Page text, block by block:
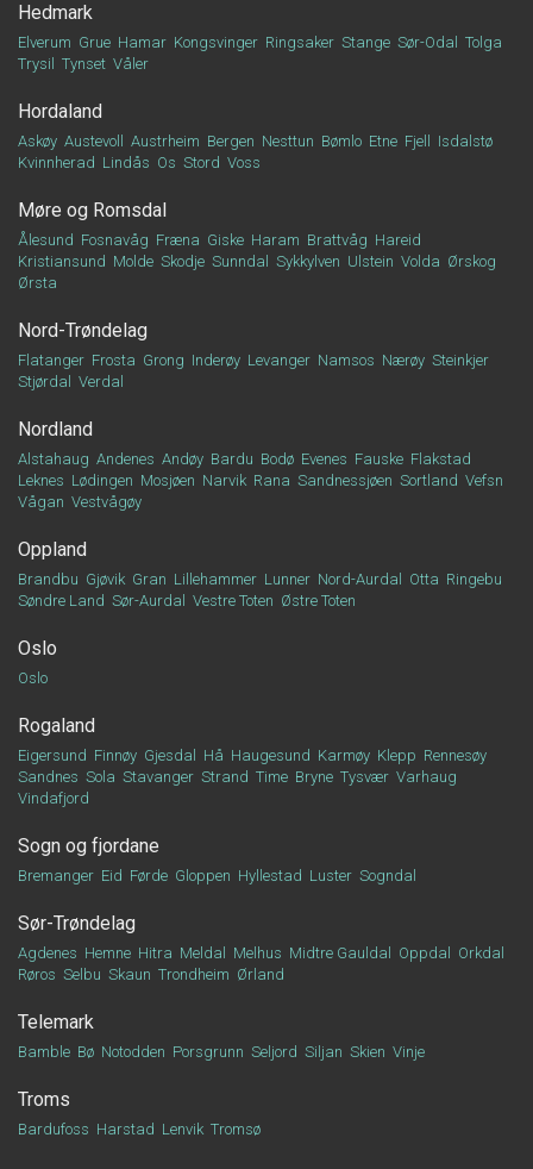
Hedmark
Elverum Grue Hamar Kongsvinger Ringsaker Stange Sør-Odal
Tolga
Trysil
Tynset Våler
Hordaland
Askøy Austevoll Austrheim Bergen Nesttun Bømlo Etne Fjell
Isdalstø
Kvinnherad Lindås Os Stord Voss
Møre og Romsdal
Ålesund Fosnavåg Fræna Giske Haram Brattvåg Hareid
Kristiansund Molde Skodje Sunndal Sykkylven Ulstein Volda Ørskog
Ørsta
Nord-Trøndelag
Flatanger Frosta Grong Inderøy Levanger Namsos Nærøy Steinkjer
Stjørdal
Verdal
Nordland
Alstahaug Andenes Andøy Bardu Bodø Evenes Fauske Flakstad
Leknes Lødingen Mosjøen Narvik Rana Sandnessjøen Sortland Vefsn
Vågan Vestvågøy
Oppland
Brandbu Gjøvik Gran Lillehammer Lunner Nord-Aurdal Otta Ringebu
Søndre Land Sør-Aurdal Vestre Toten Østre Toten
Oslo
Oslo
Rogaland
Eigersund Finnøy Gjesdal Hå Haugesund Karmøy Klepp Rennesøy
Sandnes Sola Stavanger Strand Time Bryne Tysvær Varhaug
Vindafjord
Sogn og fjordane
Bremanger Eid Førde Gloppen Hyllestad Luster Sogndal
Sør-Trøndelag
Agdenes Hemne Hitra Meldal Melhus Midtre Gauldal Oppdal
Orkdal
Røros Selbu Skaun Trondheim Ørland
Telemark
Bamble Bø Notodden Porsgrunn Seljord Siljan Skien Vinje
Troms
Bardufoss Harstad Lenvik Tromsø